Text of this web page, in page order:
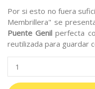
Por si esto no fuera
Membrillera" se
Puente Genil perfecta
reutilizada para guardar